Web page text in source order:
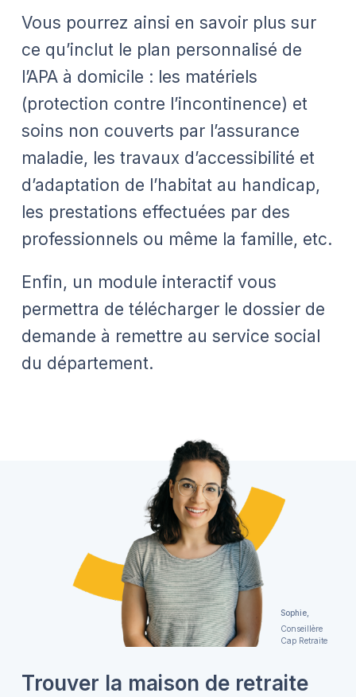
Vous pourrez ainsi en savoir plus sur
ce qu’inclut le plan personnalisé de
l’APA à domicile : les matériels
(protection contre l’incontinence) et
soins non couverts par l’assurance
maladie, les travaux d’accessibilité et
d’adaptation de l’habitat au handicap,
les prestations effectuées par des
professionnels ou même la famille, etc.
Enfin, un module interactif vous
permettra de télécharger le dossier de
demande à remettre au service social
du département.
Sophie,
Conseillère
Cap Retraite
Trouver la maison de retraite